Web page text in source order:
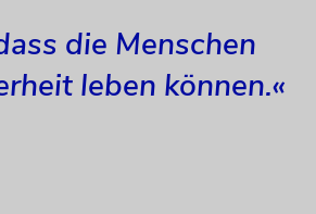
die Menschen
leben können.«